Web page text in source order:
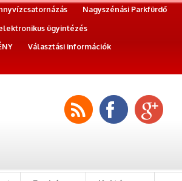
Nagyszénási Parkfürdő
ügyintézés
Választási információk